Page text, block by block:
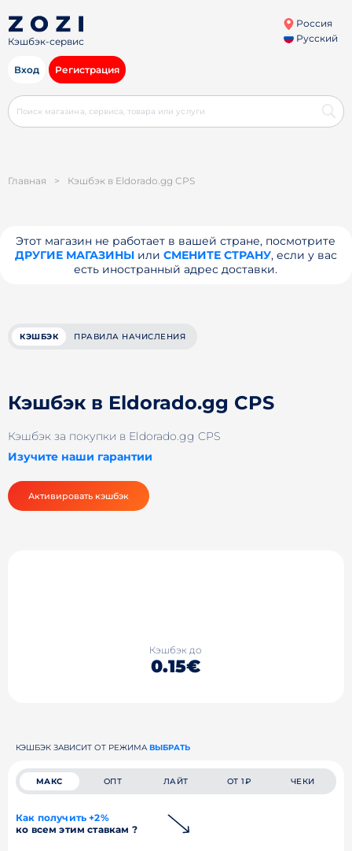
Кэшбэк-сервис
Россия
Русский
Вход Регистрация
Главная > Кэшбэк в Eldorado.gg CPS
Этот магазин не работает в вашей стране, посмотрите
ДРУГИЕ МАГАЗИНЫили СМЕНИТЕ СТРАНУ, если у вас
есть иностранный адрес доставки.
КЭШБЭК ПРАВИЛА НАЧИСЛЕНИЯ
Кэшбэк в Eldorado.gg CPS
Кэшбэк за покупки в Eldorado.gg CPS
Изучите наши гарантии
Активировать кэшбэк
Кэшбэк до
0.15€
КЭШБЭК ЗАВИСИТ ОТ РЕЖИМА ВЫБРАТЬ
МАКС ОПТ ЛАЙТ ОТ 1₽ ЧЕКИ
Как получить +2%
ко всем этим ставкам ?